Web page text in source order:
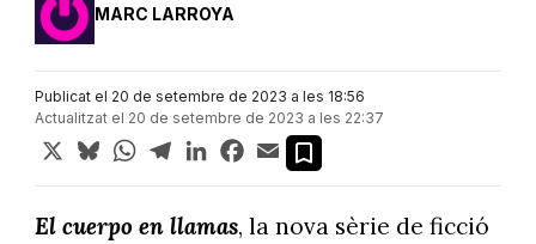
MARC LARROYA
Publicat el 20 de setembre de 2023 a les 18:56
Actualitzat el 20 de setembre de 2023 a les 22:37
X BlueskyWhatsApp
TelegramLinkedInFacebook
Email
El cuerpo en llamas, la nova sèrie de ficció